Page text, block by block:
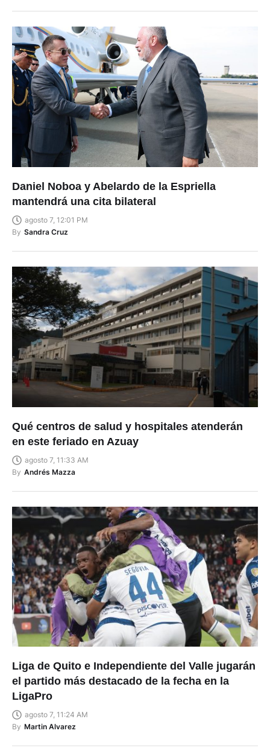
Daniel Noboa y Abelardo de la Espriella
mantendrá una cita bilateral
agosto 7, 12:01 PM
By Sandra Cruz
Qué centros de salud y hospitales atenderán
en este feriado en Azuay
agosto 7, 11:33 AM
By Andrés Mazza
Liga de Quito e Independiente del Valle jugarán
el partido más destacado de la fecha en la
LigaPro
agosto 7, 11:24 AM
By Martin Alvarez